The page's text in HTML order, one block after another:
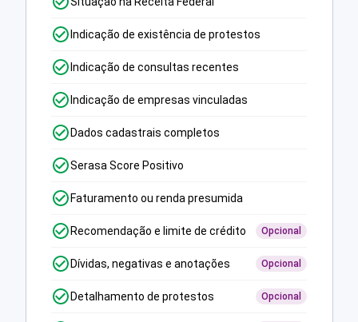
Indicação de existência de protestos
Indicação de consultas recentes
Indicação de empresas vinculadas
Dados cadastrais completos
Serasa Score Positivo
Faturamento ou renda presumida
Recomendação e limite de crédito Opcional
Dívidas, negativas e anotações Opcional
Detalhamento de protestos Opcional